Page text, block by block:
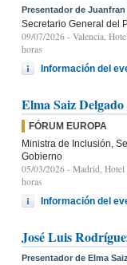
Presentador de
Secretario General del
09/07/2026 - Valencia,
horas
Información del
Elma Saiz Delgado
FÓRUM EUROPA
Ministra de Inclusión,
Gobierno
05/03/2026 - Madrid, Hotel
horas
Información del
José Luis
Presentador de Elma